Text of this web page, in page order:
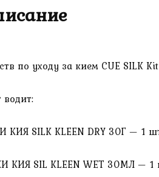
по уходу за кием CUE SILK Kit
водит:
SILK KLEEN DRY 30Г — 1
КИЯ SIL KLEEN WET 30МЛ — 1